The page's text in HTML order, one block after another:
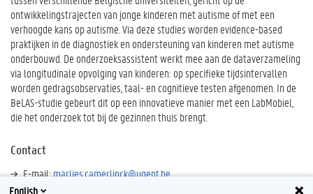
ontwikkelings­trajecten van jonge kinderen met autisme of met een
verhoogde kans op autisme. Via deze studies worden evidence-based
praktijken in de diagnostiek en ondersteuning van kinderen met autisme
onderbouwd. De onderzoeksassistent werkt mee aan de dataverzameling
via longitudinale opvolging van kinderen: op specifieke tijdsintervallen
worden gedragsobservaties, taal- en cognitieve testen afgenomen. In de
BeLAS-studie gebeurt dit op een innovatieve manier met een LabMobiel,
die het onderzoek tot bij de gezinnen thuis brengt.
Contact
E-mail:marlies.camerlinck@ugent.be
English